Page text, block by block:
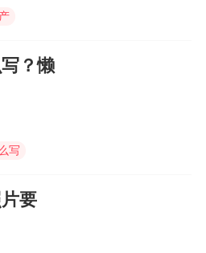
？懒
写
要